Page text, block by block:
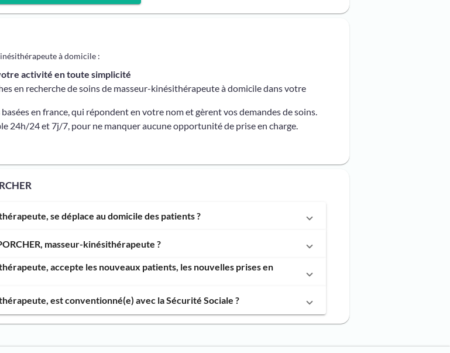
à domicile :
activité en toute simplicité
en recherche de soins de masseur-kinésithérapeute à domicile dans votre
basées en france, qui répondent en votre nom et gèrent vos demandes de soins.
24h/24 et 7j/7, pour ne manquer aucune opportunité de prise en charge.
se déplace au domicile des patients ?
masseur-kinésithérapeute ?
accepte les nouveaux patients, les nouvelles prises en
est conventionné(e) avec la Sécurité Sociale ?